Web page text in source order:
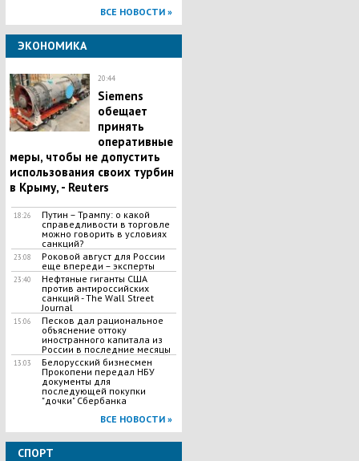
ВСЕ НОВОСТИ »
ЭКОНОМИКА
20:44
Siemens
обещает
принять
оперативные
меры, чтобы не допустить
использования своих турбин
в Крыму, - Reuters
18:26
Путин – Трампу: о какой
справедливости в торговле
можно говорить в условиях
санкций?
23:08
Роковой август для России
еще впереди – эксперты
23:40
Нефтяные гиганты США
против антироссийских
санкций - The Wall Street
Journal
15:06
Песков дал рациональное
объяснение оттоку
иностранного капитала из
России в последние месяцы
13:03
Белорусский бизнесмен
Прокопени передал НБУ
документы для
последующей покупки
"дочки" Сбербанка
ВСЕ НОВОСТИ »
СПОРТ